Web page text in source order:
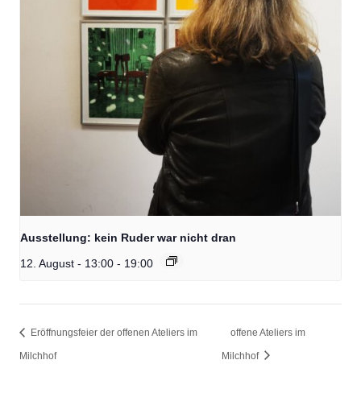
Ausstellung: kein Ruder war nicht dran
12. August - 13:00 - 19:00
Eröffnungsfeier der offenen Ateliers im
Milchhof
offene Ateliers im
Milchhof